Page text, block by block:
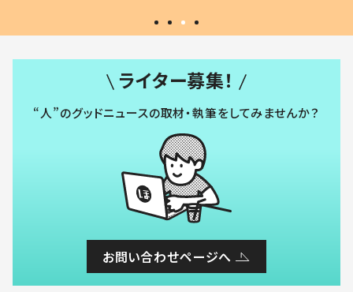
ライター募集！
“人”のグッドニュースの取材・執筆をしてみませんか？
お問い合わせページへ